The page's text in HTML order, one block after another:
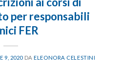
per responsabili
FER
9, 2020 DAELEONORA CELESTINI